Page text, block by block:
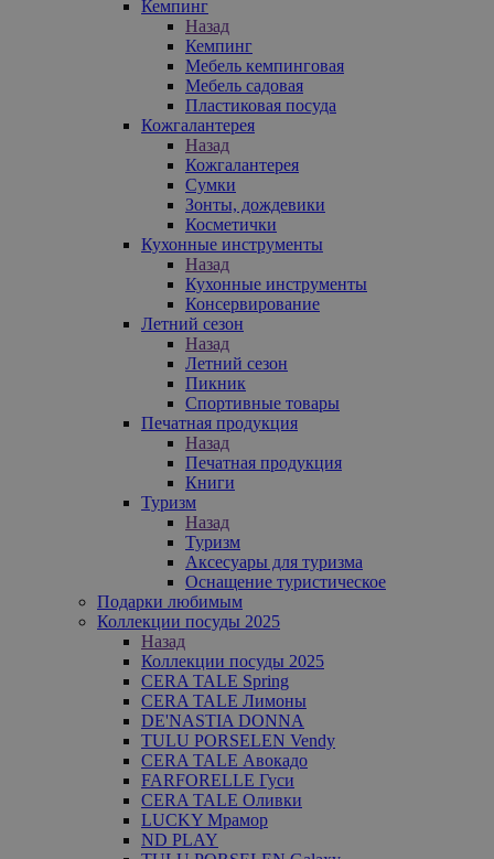
Кемпинг
Назад
Кемпинг
Мебель кемпинговая
Мебель садовая
Пластиковая посуда
Кожгалантерея
Назад
Кожгалантерея
Сумки
Зонты, дождевики
Косметички
Кухонные инструменты
Назад
Кухонные инструменты
Консервирование
Летний сезон
Назад
Летний сезон
Пикник
Спортивные товары
Печатная продукция
Назад
Печатная продукция
Книги
Туризм
Назад
Туризм
Аксесуары для туризма
Оснащение туристическое
Подарки любимым
Коллекции посуды 2025
Назад
Коллекции посуды 2025
CERA TALE Spring
CERA TALE Лимоны
DE'NASTIA DONNA
TULU PORSELEN Vendy
CERA TALE Авокадо
FARFORELLE Гуси
CERA TALE Оливки
LUCKY Мрамор
ND PLAY